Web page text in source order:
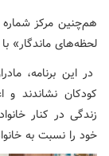
لحظه‌های ماندگار»
در این برنامه،
کودکان نشاندند و
زندگی در کنار
خود را نسبت به